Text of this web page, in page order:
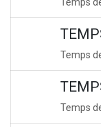
Temps
Temps